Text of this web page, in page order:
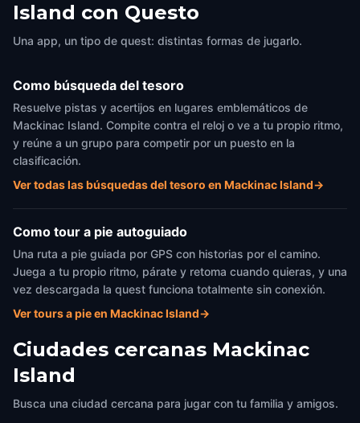
Island con Questo
Una app, un tipo de quest: distintas formas de jugarlo.
Como búsqueda del tesoro
Resuelve pistas y acertijos en lugares emblemáticos de
Mackinac Island. Compite contra el reloj o ve a tu propio ritmo,
y reúne a un grupo para competir por un puesto en la
clasificación.
Ver todas las búsquedas del tesoro en Mackinac Island→
Como tour a pie autoguiado
Una ruta a pie guiada por GPS con historias por el camino.
Juega a tu propio ritmo, párate y retoma cuando quieras, y una
vez descargada la quest funciona totalmente sin conexión.
Ver tours a pie en Mackinac Island→
Ciudades cercanas Mackinac
Island
Busca una ciudad cercana para jugar con tu familia y amigos.